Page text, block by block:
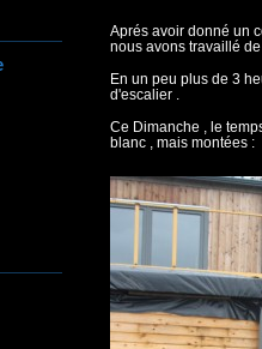
Aprés avoir donné un
nous avons travaillé
En un peu plus de 3
d'escalier .
Ce Dimanche , le
blanc , mais montées :